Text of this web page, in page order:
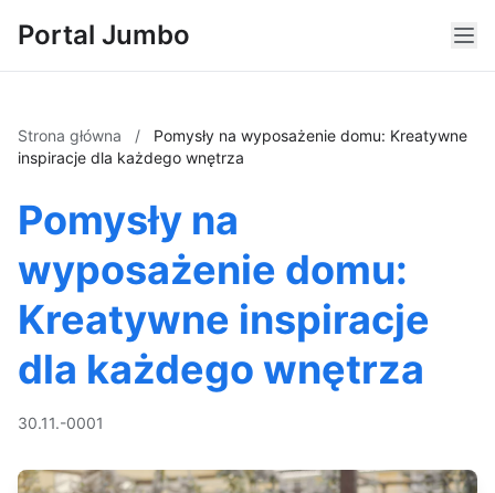
Portal Jumbo
Strona główna /
Pomysły na wyposażenie domu: Kreatywne
inspiracje dla każdego wnętrza
Pomysły na
wyposażenie domu:
Kreatywne inspiracje
dla każdego wnętrza
30.11.-0001